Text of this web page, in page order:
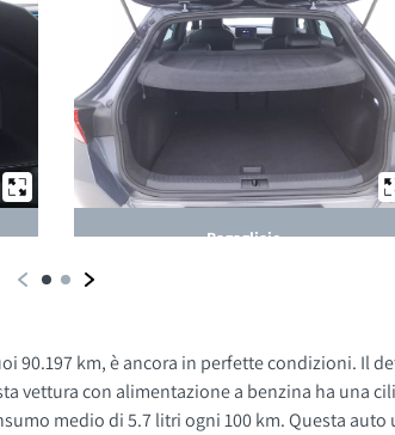
Bagagliaio
90.197 km, è ancora in perfette condizioni. Il
vettura con alimentazione a benzina ha una
medio di 5.7 litri ogni 100 km. Questa auto